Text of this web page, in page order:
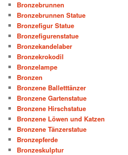
Bronzebrunnen
Bronzebrunnen Statue
Bronzefigur Statue
Bronzefigurenstatue
Bronzekandelaber
Bronzekrokodil
Bronzelampe
Bronzen
Bronzene Balletttänzer
Bronzene Gartenstatue
Bronzene Hirschstatue
Bronzene Löwen und Katzen
Bronzene Tänzerstatue
Bronzepferde
Bronzeskulptur